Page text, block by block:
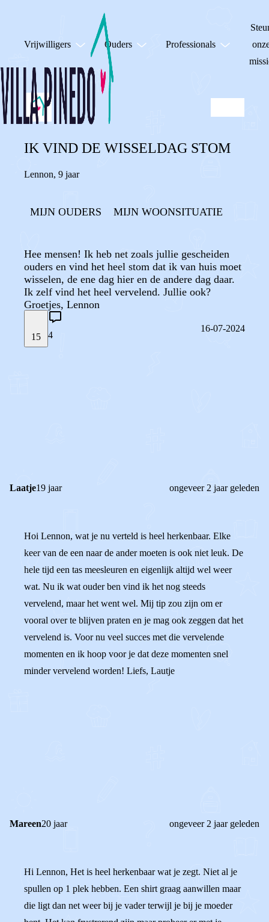
Vrijwilligers Ouders Professionals
IK VIND DE WISSELDAG STOM
Lennon, 9 jaar
MIJN OUDERS MIJN WOONSITUATIE
Hee mensen! Ik heb net zoals jullie gescheiden
ouders en vind het heel stom dat ik van huis moet
wisselen, de ene dag hier en de andere dag daar.
Ik zelf vind het heel vervelend. Jullie ook?
Groetjes, Lennon
15 4
16-07-2024
Laatje19 jaar ongeveer 2 jaar geleden
Hoi Lennon, wat je nu verteld is heel herkenbaar. Elke
keer van de een naar de ander moeten is ook niet leuk. De
hele tijd een tas meesleuren en eigenlijk altijd wel weer
wat. Nu ik wat ouder ben vind ik het nog steeds
vervelend, maar het went wel. Mij tip zou zijn om er
vooral over te blijven praten en je mag ook zeggen dat het
vervelend is. Voor nu veel succes met die vervelende
momenten en ik hoop voor je dat deze momenten snel
minder vervelend worden! Liefs, Lautje
Mareen20 jaar ongeveer 2 jaar geleden
Hi Lennon, Het is heel herkenbaar wat je zegt. Niet al je
spullen op 1 plek hebben. Een shirt graag aanwillen maar
die ligt dan net weer bij je vader terwijl je bij je moeder